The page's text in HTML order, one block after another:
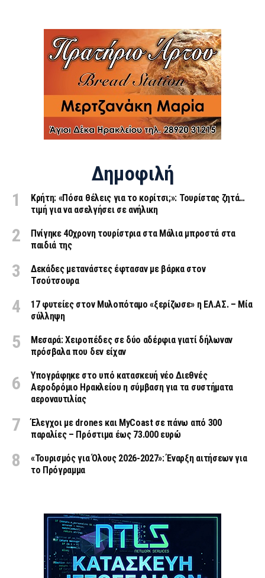
Δημοφιλή
Κρήτη: «Πόσα θέλεις για το κορίτσι;»: Τουρίστας ζητά…
τιμή για να ασελγήσει σε ανήλικη
Πνίγηκε 40χρονη τουρίστρια στα Μάλια μπροστά στα
παιδιά της
Δεκάδες μετανάστες έφτασαν με βάρκα στον
Τσούτσουρα
17 φυτείες στον Μυλοπόταμο «ξερίζωσε» η ΕΛ.ΑΣ. – Μία
σύλληψη
Μεσαρά: Χειροπέδες σε δύο αδέρφια γιατί δήλωναν
πρόσβαλα που δεν είχαν
Υπογράφηκε στο υπό κατασκευή νέο Διεθνές
Αεροδρόμιο Ηρακλείου η σύμβαση για τα συστήματα
αεροναυτιλίας
Έλεγχοι με drones και MyCoast σε πάνω από 300
παραλίες – Πρόστιμα έως 73.000 ευρώ
«Τουρισμός για Όλους 2026-2027»: Έναρξη αιτήσεων για
το Πρόγραμμα